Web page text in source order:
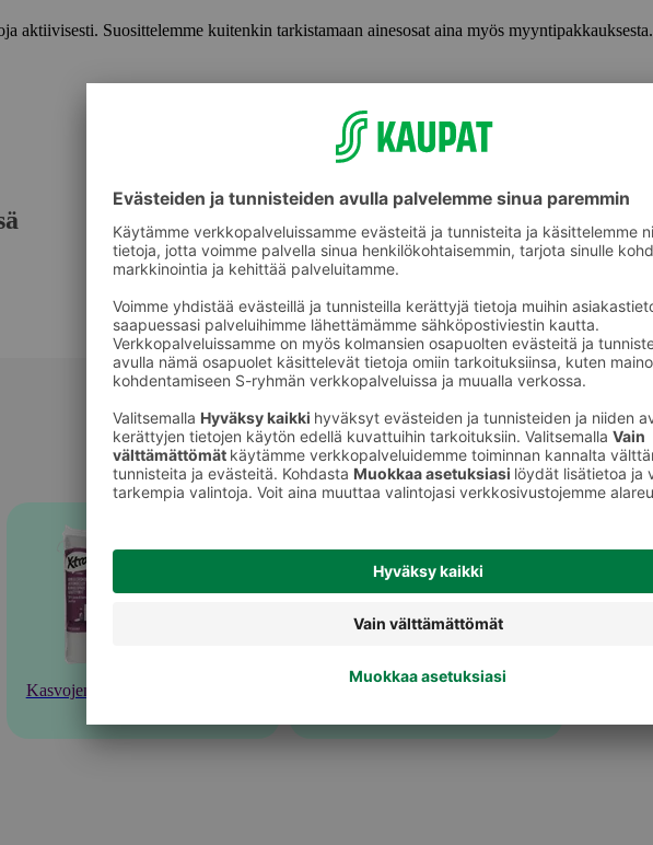
aktiivisesti. Suosittelemme kuitenkin tarkistamaan ainesosat aina myös myyntipakkauksesta.
Kasvojenhoito